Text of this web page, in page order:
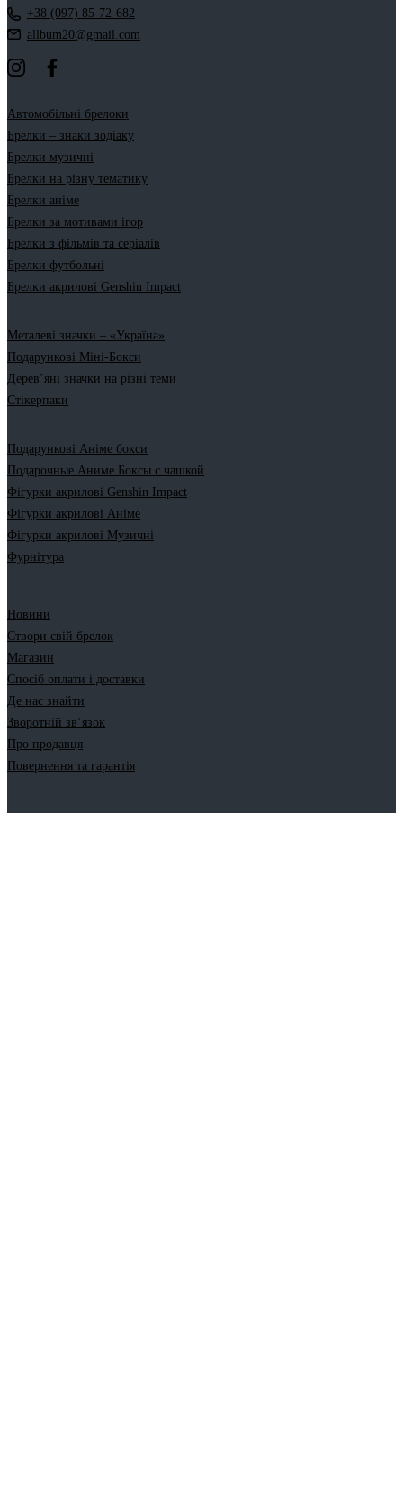
+38 (097) 85-72-682
allbum20@gmail.com
Автомобільні брелоки
Брелки – знаки зодіаку
Брелки музичні
Брелки на різну тематику
Брелки аніме
Брелки за мотивами ігор
Брелки з фільмів та серіалів
Брелки футбольні
Брелки акрилові Genshin Impact
Металеві значки – «Україна»
Подарункові Міні-Бокси
Дерев’яні значки на різні теми
Стікерпаки
Подарункові Аніме бокси
Подарочные Аниме Боксы с чашкой
Фігурки акрилові Genshin Impact
Фігурки акрилові Аніме
Фігурки акрилові Музичні
Фурнітура
Новини
Створи свій брелок
Магазин
Спосіб оплати і доставки
Де нас знайти
Зворотній зв’язок
Про продавця
Повернення та гарантія